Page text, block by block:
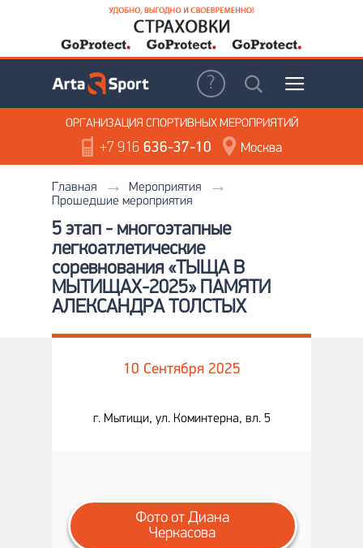
ОРГАНИЗАЦИЯ СПОРТИВНЫХ МЕРОПРИЯТИЙ
+7 916636-37-10 Москва
Главная
Мероприятия
Прошедшие мероприятия
5 этап - многоэтапные
легкоатлетические
соревнования «ТЫЩА В
МЫТИЩАХ-2025» ПАМЯТИ
АЛЕКСАНДРА ТОЛСТЫХ
10 Сентября 2025
г. Мытищи, ул. Коминтерна, вл. 5
Фото от Диана
Черкасова